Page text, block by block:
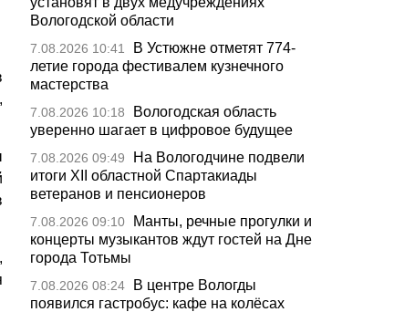
Вологодской области
7.08.2026 10:41
В Устюжне отметят 774-
летие города фестивалем кузнечного
мастерства
7.08.2026 10:18
Вологодская область
уверенно шагает в цифровое будущее
7.08.2026 09:49
На Вологодчине подвели
итоги XII областной Спартакиады
ветеранов и пенсионеров
7.08.2026 09:10
Манты, речные прогулки и
концерты музыкантов ждут гостей на Дне
города Тотьмы
7.08.2026 08:24
В центре Вологды
появился гастробус: кафе на колёсах